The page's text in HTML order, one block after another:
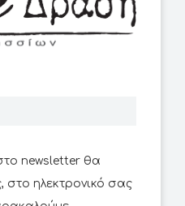
newsletter θα
στο ηλεκτρονικό σας